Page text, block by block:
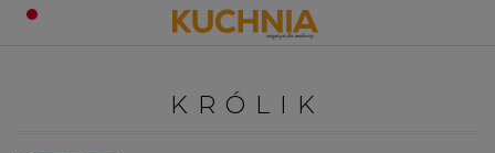
Zaloguj się
KRÓLIK